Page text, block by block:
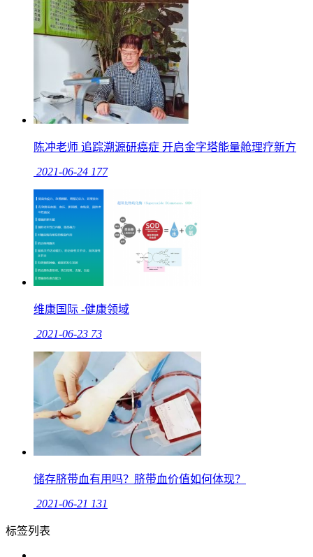
陈冲老师 追踪溯源研癌症 开启金字塔能量舱理疗新方
2021-06-24 177
维康国际 -健康领域
2021-06-23 73
储存脐带血有用吗？脐带血价值如何体现？
2021-06-21 131
标签列表